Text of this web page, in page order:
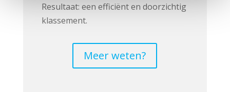
Resultaat: een efficiënt en doorzichtig
klassement.
Meer weten?